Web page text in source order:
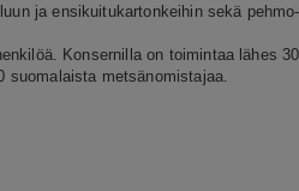
ja ensikuitukartonkeihin sekä pehmo-
Konsernilla on toimintaa lähes 30
suomalaista metsänomistajaa.